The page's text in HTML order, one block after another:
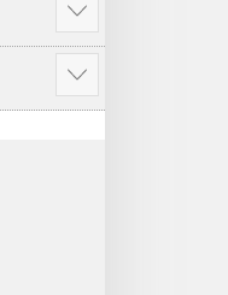
Gau
haida
Hahedinaraia
Gau
haida